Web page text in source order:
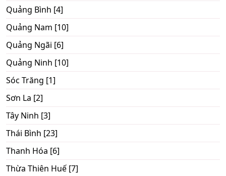
Quảng Bình [4]
Quảng Nam [10]
Quảng Ngãi [6]
Quảng Ninh [10]
Sóc Trăng [1]
Sơn La [2]
Tây Ninh [3]
Thái Bình [23]
Thanh Hóa [6]
Thừa Thiên Huế [7]